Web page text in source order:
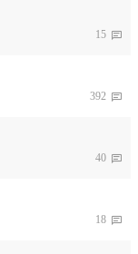
15
392
40
18